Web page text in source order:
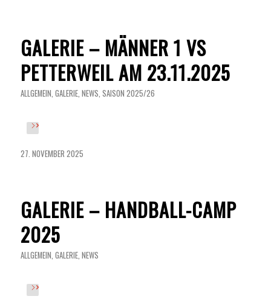
GALERIE – MÄNNER 1 VS
PETTERWEIL AM 23.11.2025
ALLGEMEIN, GALERIE, NEWS, SAISON 2025/26
27. NOVEMBER 2025
GALERIE – HANDBALL-CAMP
2025
ALLGEMEIN, GALERIE, NEWS